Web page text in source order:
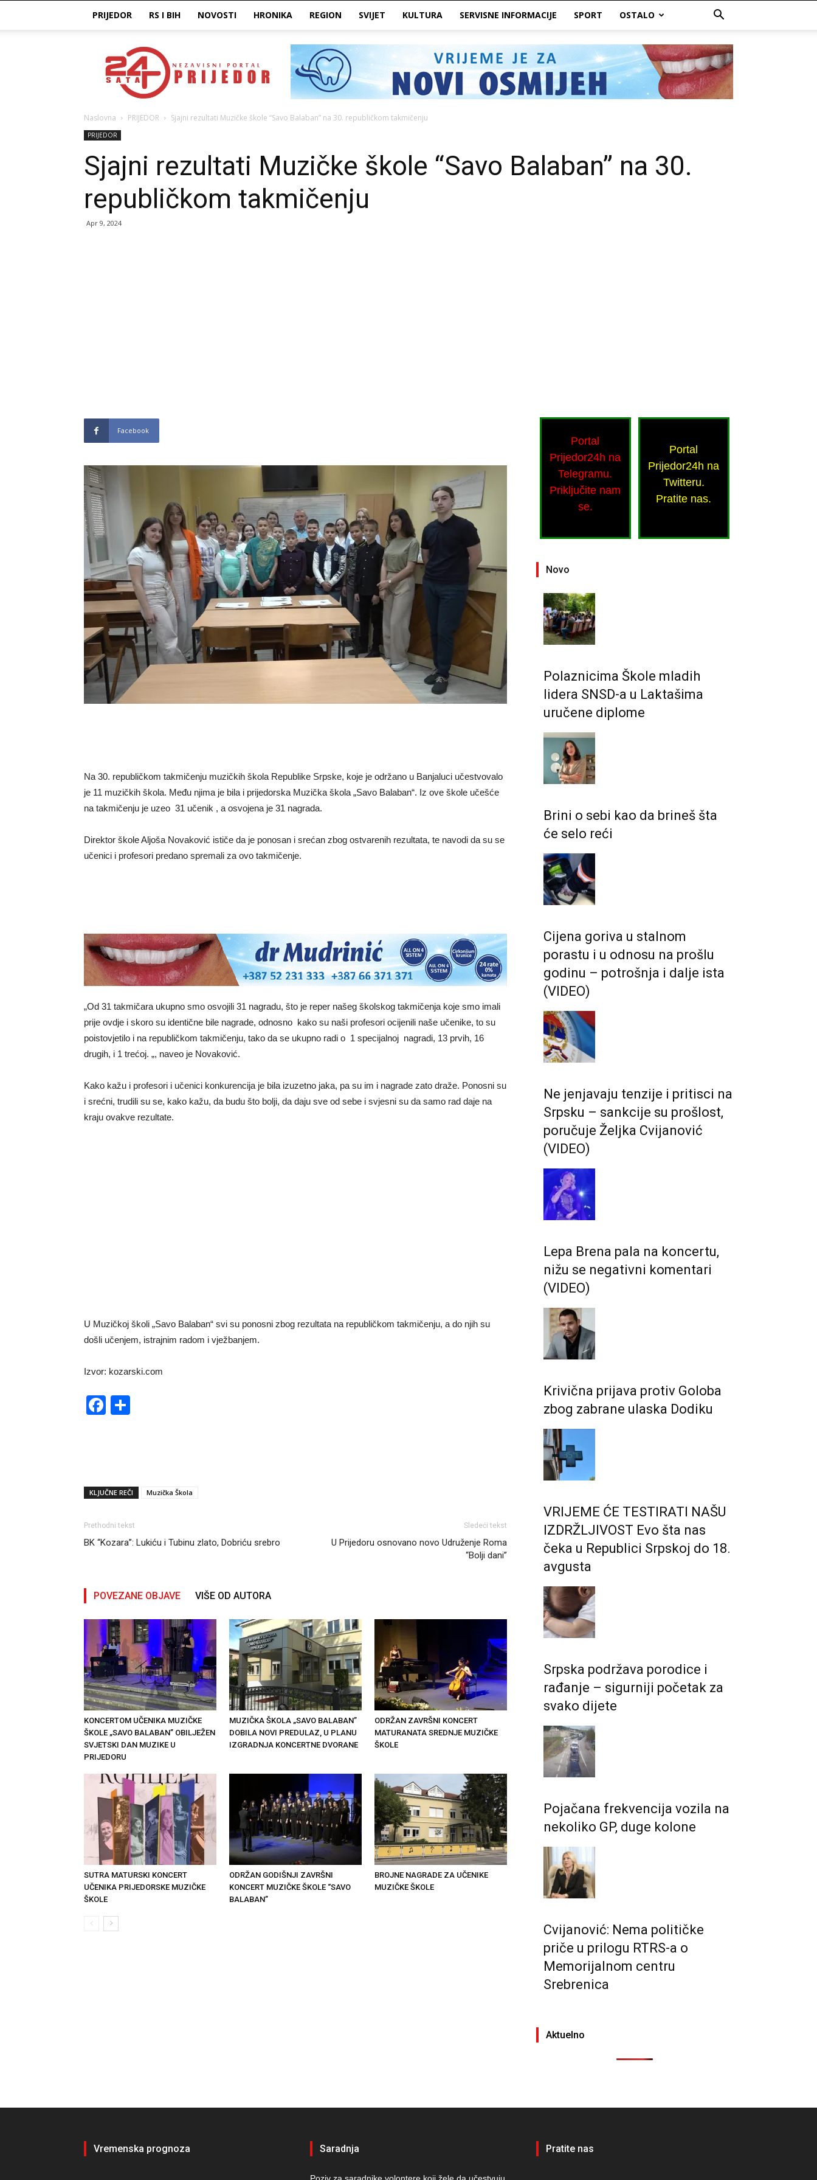
PRIJEDOR RS I BIH NOVOSTI HRONIKA REGION SVIJET KULTURA SERVISNE INFORMACIJE SPORT OSTALO
Prijedor24H
Naslovna PRIJEDOR Sjajni rezultati Muzičke škole “Savo Balaban” na 30. republičkom takmičenju
PRIJEDOR
Sjajni rezultati Muzičke škole “Savo Balaban” na 30.
republičkom takmičenju
Apr 9, 2024
Facebook
Na 30. republičkom takmičenju muzičkih škola Republike Srpske, koje je održano u Banjaluci učestvovalo
je 11 muzičkih škola. Među njima je bila i prijedorska Muzička škola „Savo Balaban“. Iz ove škole učešće
na takmičenju je uzeo 31 učenik , a osvojena je 31 nagrada.
Direktor škole Aljoša Novaković ističe da je ponosan i srećan zbog ostvarenih rezultata, te navodi da su se
učenici i profesori predano spremali za ovo takmičenje.
„Od 31 takmičara ukupno smo osvojili 31 nagradu, što je reper našeg školskog takmičenja koje smo imali
prije ovdje i skoro su identične bile nagrade, odnosno kako su naši profesori ocijenili naše učenike, to su
poistovjetilo i na republičkom takmičenju, tako da se ukupno radi o 1 specijalnoj nagradi, 13 prvih, 16
drugih, i 1 trećoj. „, naveo je Novaković.
Kako kažu i profesori i učenici konkurencija je bila izuzetno jaka, pa su im i nagrade zato draže. Ponosni su
i srećni, trudili su se, kako kažu, da budu što bolji, da daju sve od sebe i svjesni su da samo rad daje na
kraju ovakve rezultate.
U Muzičkoj školi „Savo Balaban“ svi su ponosni zbog rezultata na republičkom takmičenju, a do njih su
došli učenjem, istrajnim radom i vježbanjem.
Izvor: kozarski.com
Facebook
KLJUČNE REČI Muzička Škola
Prethodni tekst
BK “Kozara”: Lukiću i Tubinu zlato, Dobriću srebro
Sledeći tekst
U Prijedoru osnovano novo Udruženje Roma
“Bolji dani”
POVEZANE OBJAVE VIŠE OD AUTORA
KONCERTOM UČENIKA MUZIČKE
ŠKOLE „SAVO BALABAN” OBILJEŽEN
SVJETSKI DAN MUZIKE U
PRIJEDORU
MUZIČKA ŠKOLA „SAVO BALABAN”
DOBILA NOVI PREDULAZ, U PLANU
IZGRADNJA KONCERTNE DVORANE
ODRŽAN ZAVRŠNI KONCERT
MATURANATA SREDNJE MUZIČKE
ŠKOLE
SUTRA MATURSKI KONCERT
UČENIKA PRIJEDORSKE MUZIČKE
ŠKOLE
ODRŽAN GODIŠNJI ZAVRŠNI
KONCERT MUZIČKE ŠKOLE “SAVO
BALABAN”
BROJNE NAGRADE ZA UČENIKE
MUZIČKE ŠKOLE
Portal
Prijedor24h na
Telegramu.
Priključite nam
se.
Portal
Prijedor24h na
Twitteru.
Pratite nas.
Novo
Polaznicima Škole mladih
lidera SNSD-a u Laktašima
uručene diplome
Brini o sebi kao da brineš šta
će selo reći
Cijena goriva u stalnom
porastu i u odnosu na prošlu
godinu – potrošnja i dalje ista
(VIDEO)
Ne jenjavaju tenzije i pritisci na
Srpsku – sankcije su prošlost,
poručuje Željka Cvijanović
(VIDEO)
Lepa Brena pala na koncertu,
nižu se negativni komentari
(VIDEO)
Krivična prijava protiv Goloba
zbog zabrane ulaska Dodiku
VRIJEME ĆE TESTIRATI NAŠU
IZDRŽLJIVOST Evo šta nas
čeka u Republici Srpskoj do 18.
avgusta
Srpska podržava porodice i
rađanje – sigurniji početak za
svako dijete
Pojačana frekvencija vozila na
nekoliko GP, duge kolone
Cvijanović: Nema političke
priče u prilogu RTRS-a o
Memorijalnom centru
Srebrenica
Aktuelno
Vremenska prognoza Saradnja Pratite nas